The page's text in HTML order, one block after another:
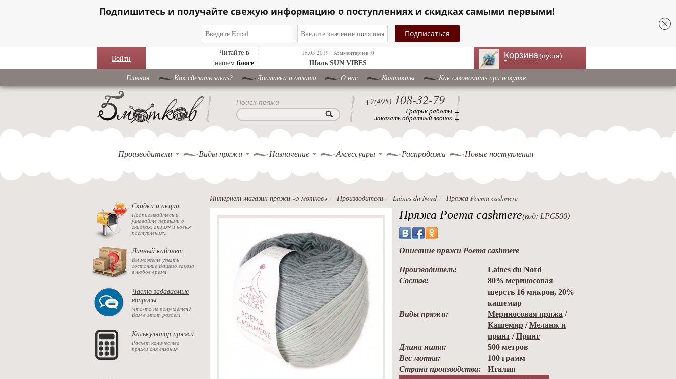
Подпишитесь и получайте свежую информацию о поступлениях и скидках самыми первыми!
Войти
Читайте в
нашем блоге
16.05.2019
Комментариев: 0
Шаль SUN VIBES
Корзина(пуста)
Главная Как сделать заказ? Доставка и оплата O нас Контакты Как сэкономить при покупке
Поиск пряжи +7(495) 108-32-79
График работы →
Заказать обратный звонок →
Производители Виды пряжи Назначение Аксессуары Распродажа Новые поступления
Скидки и акции
Подписывайтесь и
узнавайте первыми о
скидках, акциях и новых
поступлениях.
Личный кабинет
Вы можете узнать
состояние Вашего заказа
в любое время
Часто задаваемые
вопросы
Что-то не получается?
Вам в этот раздел!
Калькулятор пряжи
Расчет количества
пряжи для вязания
Интернет-магазин пряжи «5 мотков» Производители Laines du Nord Пряжа Poema cashmere
Пряжа Poema cashmere(код: LPC500)
Описание пряжи Poema cashmere
Производитель:
Laines du Nord
Состав:
80% мериносовая
шерсть 16 микрон, 20%
кашемир
Виды пряжи:
Мериносовая пряжа /
Кашемир/Меланж и
принт/Принт
Длина нити:
500 метров
Вес мотка:
100 грамм
Страна производства:
Италия